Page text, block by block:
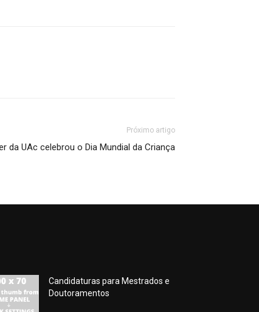
Próximo artigo
da UAc celebrou o Dia Mundial da Criança
Candidaturas para Mestrados e
Doutoramentos